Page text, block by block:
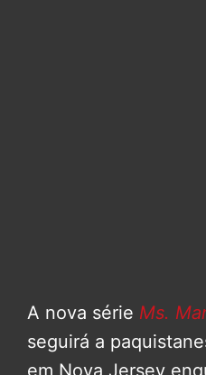
A nova série Ms.
seguirá a
em Nova Jersey